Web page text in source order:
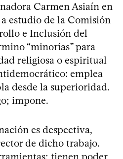
Carmen Asiaín en
estudio de la Comisión
e Inclusión del
“minorías” para
religiosa o espiritual
emplea
desde la superioridad.
impone.
es despectiva,
de dicho trabajo.
tienen poder